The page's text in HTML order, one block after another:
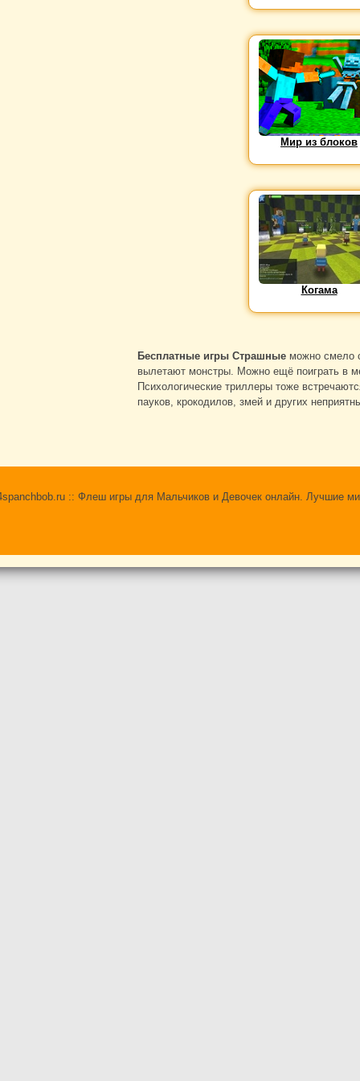
Мир из блоков
Когама
Бесплатные игры Страшные можно смело
вылетают монстры. Можно ещё поиграть в
Психологические триллеры тоже
пауков, крокодилов, змей и других
:: Флеш игры для Мальчиков и Девочек онлайн. Лучшие